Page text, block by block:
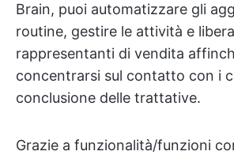
Brain, puoi automatizzare gli
routine, gestire le attività e
rappresentanti di vendita
concentrarsi sul contatto con i
conclusione delle trattative.
Grazie a funzionalità/funzioni